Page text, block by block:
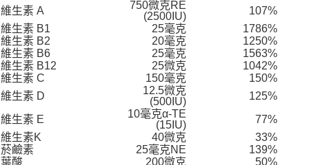
維生素 A
750微克RE
(2500IU)
107%
維生素 B1
25毫克
1786%
維生素 B2
20毫克
1250%
維生素 B6
25毫克
1563%
維生素 B12
25微克
1042%
維生素 C
150毫克
150%
維生素 D
12.5微克
(500IU)
125%
維生素 E
10毫克α-TE
(15IU)
77%
維生素K
40微克
33%
菸鹼素
25毫克NE
139%
葉酸
200微克
50%